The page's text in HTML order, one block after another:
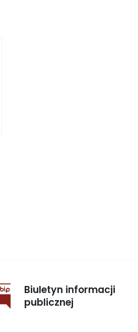
Biuletyn informacji
publicznej